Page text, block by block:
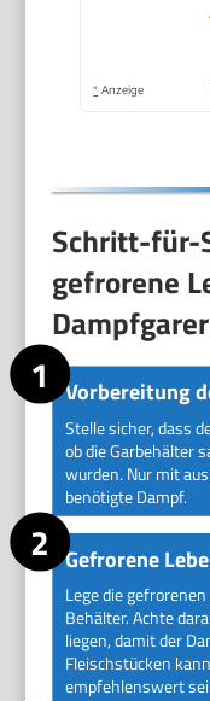
* Anzeige
Schritt-
gefrorene
Dampfgarer
Vorbereitung
Stelle sicher, dass
ob die Garbehälter
wurden. Nur mit
benötigte Dampf.
Gefrorene
Lege die
Behälter. Achte
liegen, damit der
Fleischstücken
empfehlenswert